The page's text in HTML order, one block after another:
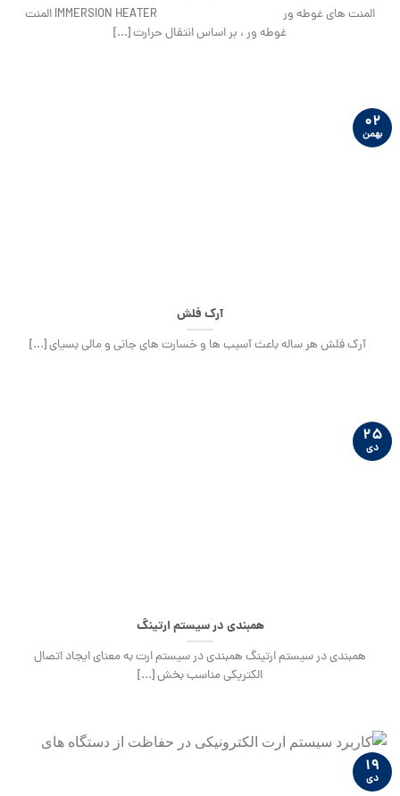
المنت های غوطه ور IMMERSION HEATER المنت
غوطه ور ، بر اساس انتقال حرارت [...]
آرک فلش
آرک فلش هر ساله باعث آسیب ها و خسارت ‏های جانی و مالی بسیای [...]
۰۲
بهمن
همبندی در سیستم ارتینگ
همبندی در سیستم ارتینگ همبندی در سیستم ارت به معنای ایجاد اتصال
الکتریکی مناسب بخش‏ [...]
۲۵
دی
۱۹
دی